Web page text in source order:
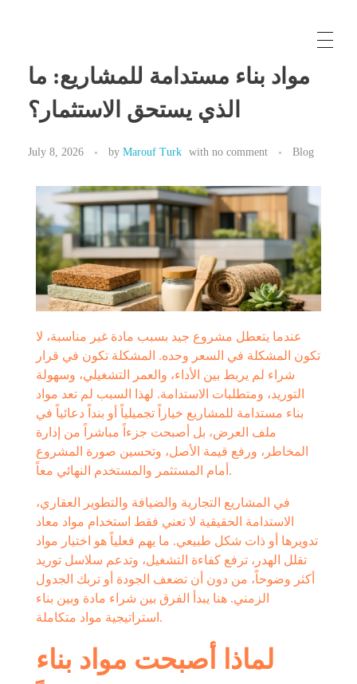
Maroufturk
مواد بناء مستدامة للمشاريع: ما
الذي يستحق الاستثمار؟
July 8, 2026 by Marouf Turk with no comment Blog
عندما يتعطل مشروع جيد بسبب مادة غير مناسبة، لا
تكون المشكلة في السعر وحده. المشكلة تكون في قرار
شراء لم يربط بين الأداء، والعمر التشغيلي، وسهولة
التوريد، ومتطلبات الاستدامة. لهذا السبب لم تعد مواد
بناء مستدامة للمشاريع خياراً تجميلياً أو بنداً دعائياً في
ملف العرض، بل أصبحت جزءاً مباشراً من إدارة
المخاطر، ورفع قيمة الأصل، وتحسين صورة المشروع
أمام المستثمر والمستخدم النهائي معاً.
في المشاريع التجارية والضيافة والتطوير العقاري،
الاستدامة الحقيقية لا تعني فقط استخدام مواد معاد
تدويرها أو ذات شكل طبيعي. ما يهم فعلياً هو اختيار مواد
تقلل الهدر، ترفع كفاءة التشغيل، وتدعم سلاسل توريد
أكثر وضوحاً، من دون أن تضعف الجودة أو تربك الجدول
الزمني. هنا يبدأ الفرق بين شراء مادة وبين بناء
استراتيجية مواد متكاملة.
لماذا أصبحت مواد بناء